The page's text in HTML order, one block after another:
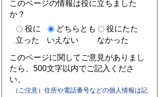
このページの情報は役に立ちました
か？
役に
立った
どちらとも
いえない
役にたた
なかった
このページに関してご意見がありまし
たら、500文字以内でご記入くださ
い。
（ご注意）住所や電話番号などの個人情報は記